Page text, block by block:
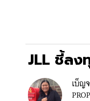
JLL ชี้ล
เบ็ญ